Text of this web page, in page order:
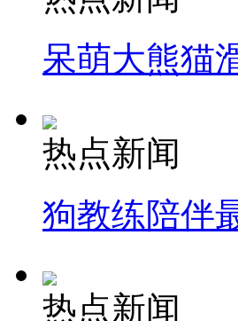
呆萌大熊猫
热点新闻
狗教练陪伴
热点新闻